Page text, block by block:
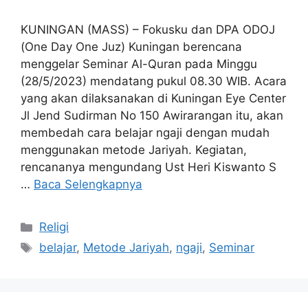
KUNINGAN (MASS) – Fokusku dan DPA ODOJ
(One Day One Juz) Kuningan berencana
menggelar Seminar Al-Quran pada Minggu
(28/5/2023) mendatang pukul 08.30 WIB. Acara
yang akan dilaksanakan di Kuningan Eye Center
Jl Jend Sudirman No 150 Awirarangan itu, akan
membedah cara belajar ngaji dengan mudah
menggunakan metode Jariyah. Kegiatan,
rencananya mengundang Ust Heri Kiswanto S
… Baca Selengkapnya
Kategori
Religi
Tag
belajar, Metode Jariyah, ngaji, Seminar